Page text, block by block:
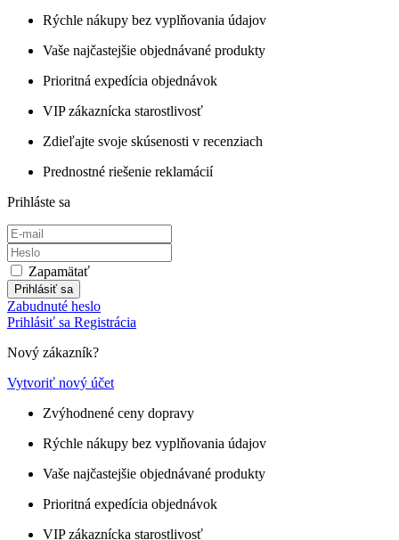
Rýchle nákupy bez vyplňovania údajov
Vaše najčastejšie objednávané produkty
Prioritná expedícia objednávok
VIP zákaznícka starostlivosť
Zdieľajte svoje skúsenosti v recenziach
Prednostné riešenie reklamácií
Prihláste sa
Zapamätať
Prihlásiť sa
Zabudnuté heslo
Prihlásiť sa Registrácia
Nový zákazník?
Vytvoriť nový účet
Zvýhodnené ceny dopravy
Rýchle nákupy bez vyplňovania údajov
Vaše najčastejšie objednávané produkty
Prioritná expedícia objednávok
VIP zákaznícka starostlivosť